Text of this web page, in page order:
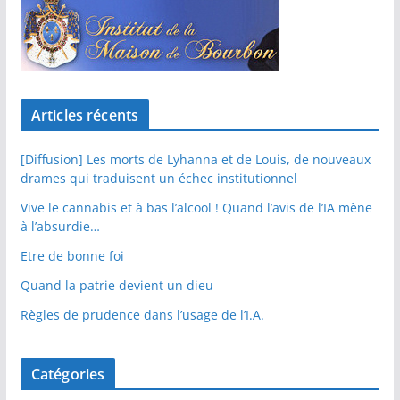
Articles récents
[Diffusion] Les morts de Lyhanna et de Louis, de nouveaux
drames qui traduisent un échec institutionnel
Vive le cannabis et à bas l’alcool ! Quand l’avis de l’IA mène
à l’absurdie…
Etre de bonne foi
Quand la patrie devient un dieu
Règles de prudence dans l’usage de l’I.A.
Catégories